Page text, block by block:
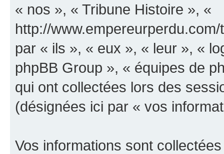
« nos », « Tribune Histoire », «
http://
par « ils », « eux », « leur », «
phpBB Group », « équipes de
qui ont collectées lors des
(désignées ici par « vos
Vos informations sont